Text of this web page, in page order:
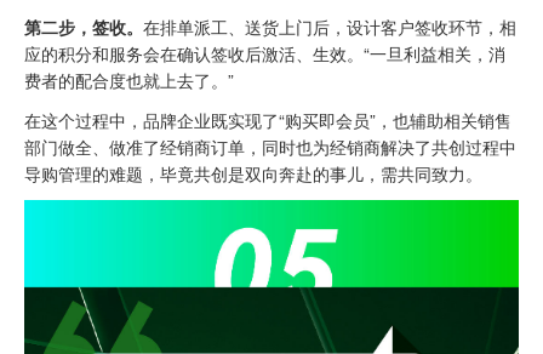
第二步，签收。 在排单派工、送货上门后，设计客户签收环节，相
应的积分和服务会在确认签收后激活、生效。“一旦利益相关，消
费者的配合度也就上去了。”
在这个过程中，品牌企业既实现了“购买即会员”，也辅助相关销售
部门做全、做准了经销商订单，同时也为经销商解决了共创过程中
导购管理的难题，毕竟共创是双向奔赴的事儿，需共同致力。